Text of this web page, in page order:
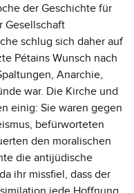
der Geschichte für
Gesellschaft
schlug sich daher auf
Pétains Wunsch nach
Anarchie,
war. Die Kirche und
einig: Sie waren gegen
befürworteten
den moralischen
die antijüdische
ihr missfiel, dass der